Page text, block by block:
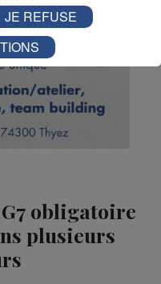
obligatoire
plusieurs
JE REFUSE